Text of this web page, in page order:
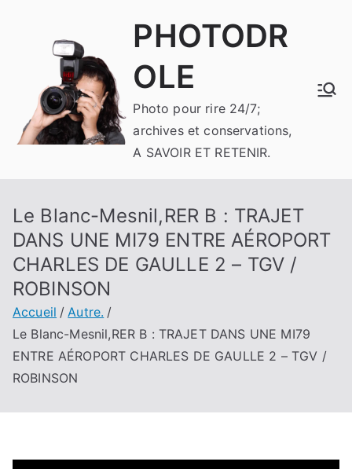
PHOTODR
OLE
Photo pour rire 24/7;
archives et conservations,
A SAVOIR ET RETENIR.
Le Blanc-Mesnil,RER B : TRAJET
DANS UNE MI79 ENTRE AÉROPORT
CHARLES DE GAULLE 2 – TGV /
ROBINSON
Accueil
Autre.
Le Blanc-Mesnil,RER B : TRAJET DANS UNE MI79
ENTRE AÉROPORT CHARLES DE GAULLE 2 – TGV /
ROBINSON